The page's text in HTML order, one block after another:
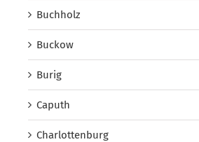
Buchholz
Buckow
Burig
Caputh
Charlottenburg